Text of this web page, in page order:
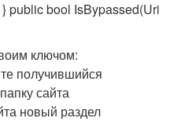
public bool IsBypassed(Uri
ключом:
получившийся
сайта
новый раздел